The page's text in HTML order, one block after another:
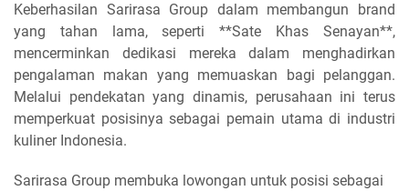
Keberhasilan Sarirasa Group dalam membangun brand
yang tahan lama, seperti **Sate Khas Senayan**,
mencerminkan dedikasi mereka dalam menghadirkan
pengalaman makan yang memuaskan bagi pelanggan.
Melalui pendekatan yang dinamis, perusahaan ini terus
memperkuat posisinya sebagai pemain utama di industri
kuliner Indonesia.
Sarirasa Group membuka lowongan untuk posisi sebagai